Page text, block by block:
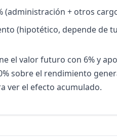
(administración + otros
(hipotético, depende de
el valor futuro con 6% y
sobre el rendimiento
ver el efecto acumulado.